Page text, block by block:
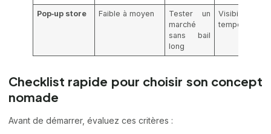
Pop‑up store Faible à moyen
Tester un
marché
sans bail
long
Visibilité
temporaire
Checklist rapide pour choisir son concept
nomade
Avant de démarrer, évaluez ces critères :